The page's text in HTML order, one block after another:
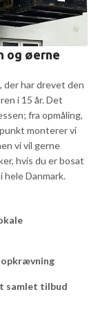
og øerne
der har drevet den
i 15 år. Det
fra opmåling,
monterer vi
vi vil gerne
hvis du er bosat
Danmark.
samlet tilbud